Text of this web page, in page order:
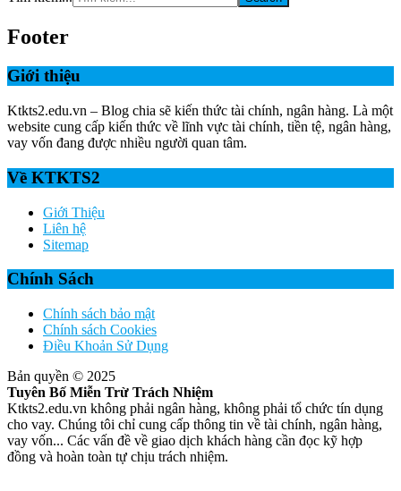
Footer
Giới thiệu
Ktkts2.edu.vn – Blog chia sẽ kiến thức tài chính, ngân hàng. Là một
website cung cấp kiến thức về lĩnh vực tài chính, tiền tệ, ngân hàng,
vay vốn đang được nhiều người quan tâm.
Về KTKTS2
Giới Thiệu
Liên hệ
Sitemap
Chính Sách
Chính sách bảo mật
Chính sách Cookies
Điều Khoản Sử Dụng
Bản quyền © 2025
Tuyên Bố Miễn Trừ Trách Nhiệm
Ktkts2.edu.vn không phải ngân hàng, không phải tổ chức tín dụng
cho vay. Chúng tôi chỉ cung cấp thông tin về tài chính, ngân hàng,
vay vốn... Các vấn đề về giao dịch khách hàng cần đọc kỹ hợp
đồng và hoàn toàn tự chịu trách nhiệm.